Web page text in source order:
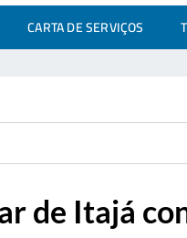
CARTA DE SERVIÇOS
de Itajá